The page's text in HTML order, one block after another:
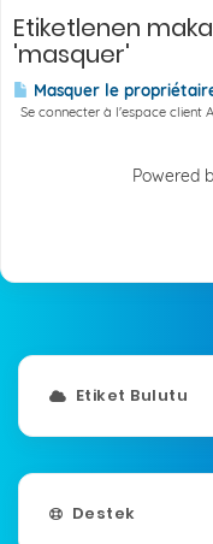
Etiketlenen
'masquer'
Masquer le
Se connecter à l'espace client
Powered
Etiket Bulutu
Destek